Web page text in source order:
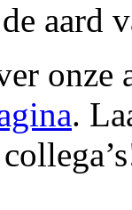
aard
onze
.